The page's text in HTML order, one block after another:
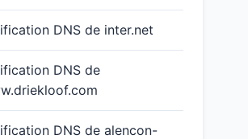
DNS de inter.net
DNS de
DNS de alencon-